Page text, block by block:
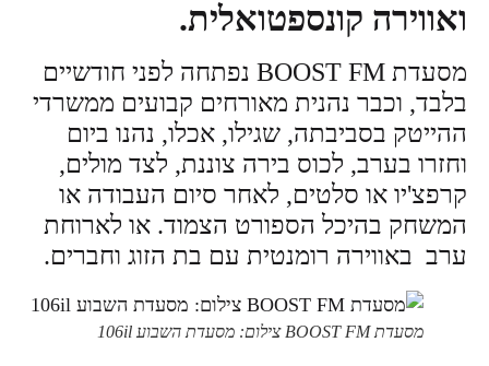
ואווירה קונספטואלית.
מסעדת BOOST FM נפתחה לפני חודשיים
בלבד, וכבר נהנית מאורחים קבועים ממשרדי
ההייטק בסביבתה, שגילו, אכלו, נהנו ביום
וחזרו בערב, לכוס בירה צוננת, לצד מולים,
קרפצ'יו או סלטים, לאחר סיום העבודה או
המשחק בהיכל הספורט הצמוד. או לארוחת
ערב באווירה רומנטית עם בת הזוג וחברים.
מסעדת BOOST FM צילום: מסעדת השבוע 106il